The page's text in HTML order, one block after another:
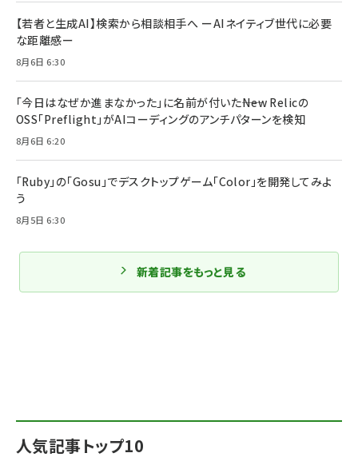
人気記事トップ10
【若者と生成AI】検索から相談相手へ ーAIネイティブ世代に必要
な距離感ー
8月6日 6:30
「今日はなぜか進まなかった」に名前が付いた――New Relicの
OSS「Preflight」がAIコーディングのアンチパターンを検知
8月6日 6:20
「Ruby」の「Gosu」でデスクトップゲーム「Color」を開発してみよ
う
8月5日 6:30
新着記事をもっと見る